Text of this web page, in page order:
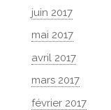
juin 2017
mai 2017
avril 2017
mars 2017
février 2017